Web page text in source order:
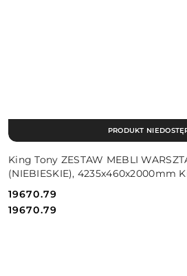
King Tony ZESTAW MEBLI
(NIEBIESKIE), 4235x460x2000mm
Cena:
19670.79
Cena:
19670.79
PRODUKT